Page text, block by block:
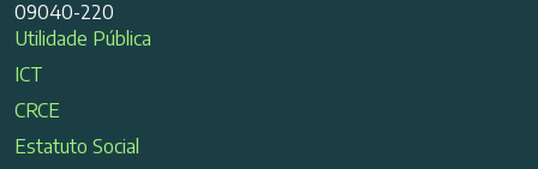
09040-220
Utilidade Pública
ICT
CRCE
Estatuto Social